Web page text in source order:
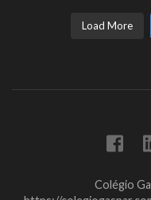
Load More
Colégio